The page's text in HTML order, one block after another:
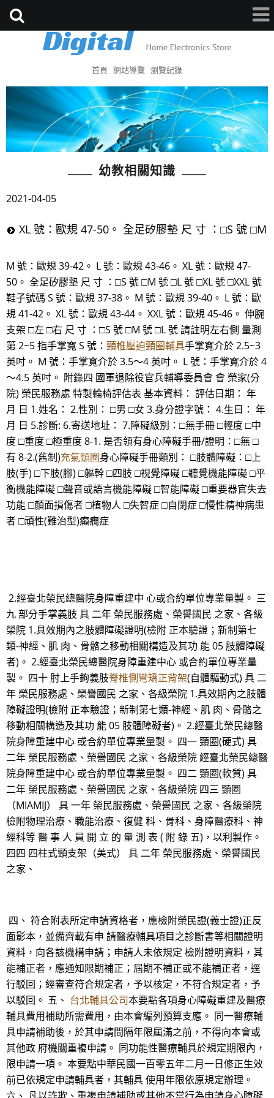
首頁 網站導覽 瀏覽紀錄
幼教相關知識
2021-04-05
XL 號：歐規 47-50。 全足矽膠墊 尺 寸 ：□S 號 □M
M 號：歐規 39-42。 L 號：歐規 43-46。 XL 號：歐規 47-
50。 全足矽膠墊 尺 寸 ：□S 號 □M 號 □L 號 □XL 號 □XXL 號
鞋子號碼 S 號：歐規 37-38。 M 號：歐規 39-40。 L 號：歐
規 41-42。 XL 號：歐規 43-44。 XXL 號：歐規 45-46。 伸腕
支架 □左 □右 尺 寸 ：□S 號 □M 號 □L 號 請註明左右側 量測
第 2~5 指手掌寬 S 號： 頸椎壓迫頸圈輔具手掌寬介於 2.5~3
英吋。 M 號：手掌寬介於 3.5～4 英吋。 L 號：手掌寬介於 4
～4.5 英吋。 附錄四 國軍退除役官兵輔導委員會 會 榮家(分
院) 榮民服務處 特製輪椅評估表 基本資料： 評估日期： 年
月 日 1.姓名： 2.性別： □男 □女 3.身分證字號： 4.生日： 年
月 日 5.診斷: 6.寄送地址： 7.障礙級別：□無手冊 □輕度 □中
度 □重度 □極重度 8-1. 是否領有身心障礙手冊/證明：□無 □
有 8-2.(舊制)充氣頸圈身心障礙手冊類別： □肢體障礙：□上
肢(手) □下肢(腳) □軀幹 □四肢 □視覺障礙 □聽覺機能障礙 □平
衡機能障礙 □聲音或語言機能障礙 □智能障礙 □重要器官失去
功能 □顏面損傷者 □植物人 □失智症 □自閉症 □慢性精神病患
者 □頑性(難治型)癲癇症
2.經臺北榮民總醫院身障重建中 心或合約單位專業量製。 三
九 部分手掌義肢 具 二年 榮民服務處、榮譽國民 之家、各級
榮院 1.具效期內之肢體障礙證明(檢附 正本驗證；新制第七
類-神經、肌 肉、骨骼之移動相關構造及其功 能 05 肢體障礙
者)。 2.經臺北榮民總醫院身障重建中心 或合約單位專業量
製。 四十 肘上手鉤義肢脊椎側彎矯正背架(自體驅動式) 具 二
年 榮民服務處、榮譽國民 之家、各級榮院 1.具效期內之肢體
障礙證明(檢附 正本驗證；新制第七類-神經、肌 肉、骨骼之
移動相關構造及其功 能 05 肢體障礙者)。 2.經臺北榮民總醫
院身障重建中心 或合約單位專業量製。 四一 頸圈(硬式) 具
二年 榮民服務處、榮譽國民 之家、各級榮院 經臺北榮民總醫
院身障重建中心 或合約單位專業量製。 四二 頸圈(軟質) 具
二年 榮民服務處、榮譽國民 之家、各級榮院 四三 頸圈
（MIAMIJ） 具 一年 榮民服務處、榮譽國民 之家、各級榮院
檢附物理治療、職能治療、復健 科、骨科、身障醫療科、神
經科等 醫 事 人 員 開 立 的 量 測 表 ( 附 錄 五)，以利製作。
四四 四柱式頸支架（美式） 具 二年 榮民服務處、榮譽國民
之家、
四、 符合附表所定申請資格者，應檢附榮民證(義士證)正反
面影本，並備齊載有申 請醫療輔具項目之診斷書等相關證明
資料，向各該機構申請；申請人未依規定 檢附證明資料，其
能補正者，應通知限期補正；屆期不補正或不能補正者，逕
行駁回；經審查符合規定者，予以核定，不符合規定者，予
以駁回。 五、 台北輔具公司本要點各項身心障礙重建及醫療
輔具費用補助所需費用，由本會編列預算支應。 同一醫療輔
具申請補助後，於其申請間隔年限屆滿之前，不得向本會或
其他政 府機關重複申請。 同功能性醫療輔具於規定期限內，
限申請一項。 本要點中華民國一百零五年二月一日修正生效
前已依規定申請輔具者，其輔具 使用年限依原規定辦理。